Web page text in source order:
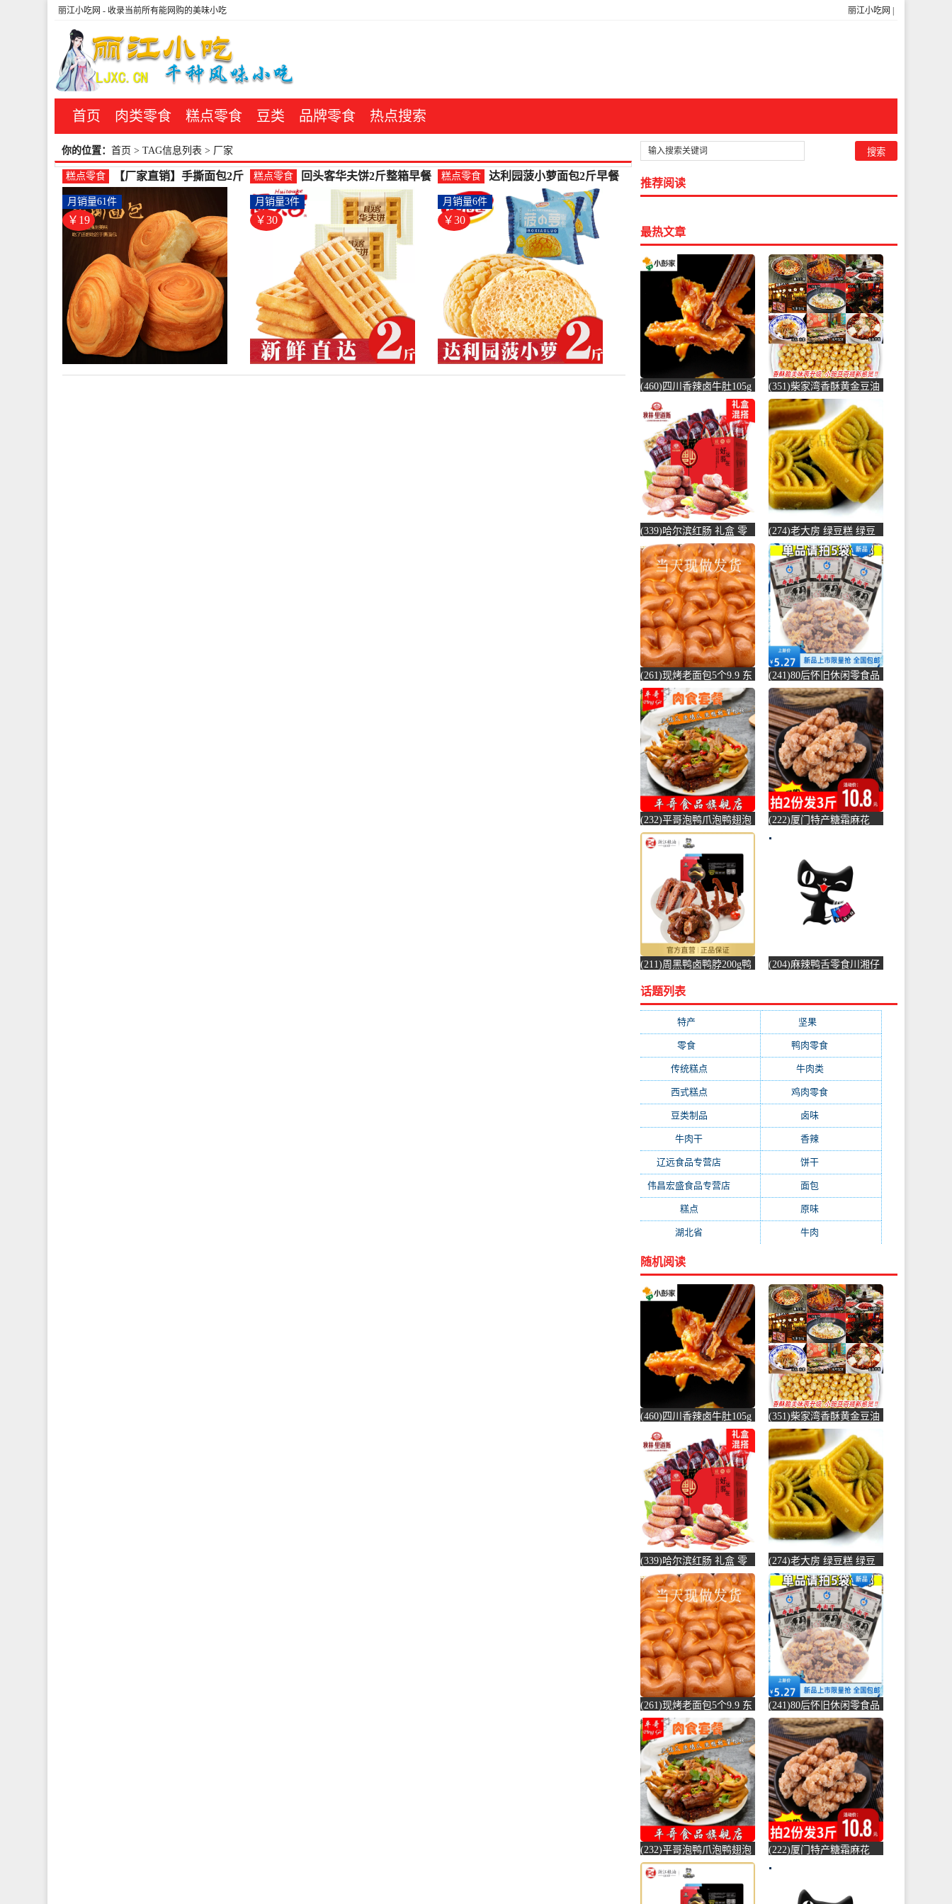
丽江小吃网
丽江小吃网 - 收录当前所有能网购的美味小吃
首页 肉类零食 糕点零食 豆类 品牌零食 热点搜索
你的位置： 首页 > TAG信息列表 > 厂家
糕点零食
【厂家直销】手撕面包2斤
整箱批发 上班族早餐好吃
的-手撕面包(傻子瘦子零食
屋特价区仅售18.9元)
￥19
月销量61件
糕点零食
回头客华夫饼2斤整箱早餐
食品西式糕点心休闲办公
充饥-西式糕点(高鼎食品专
营店仅售29.9元)
￥30
月销量3件
糕点零食
达利园菠小萝面包2斤早餐
食品点心西式糕点水果鸡
蛋蜂-西式糕点(高鼎食品专
营店仅售29.9元)
￥30
月销量6件
推荐阅读
最热文章
(460)四川香辣卤牛肚105g
蜀香休闲宅家零食小吃黄
牛牛肚-牛肚(小彭家食品
专营店仅售13.49元)
(351)柴家湾香酥黄金豆油
炸豌豆30斤5斤x6包烤牛肉
味香-豌豆(伟昌宏盛食品
专营店仅售145.5元)
(339)哈尔滨红肠 礼盒 零
食大礼包 送礼优品特产小
吃-哈尔滨红肠(土乡土色
旗舰店仅售747元)
(274)老大房 绿豆糕 绿豆
饼糯米糕点黄金糕上海特
产小吃零-绿豆糕(老大房
旗舰店仅售13.88元)
(261)现烤老面包5个9.9 东
北特产老口味铁路面包香
软老-软面包(伟昌宏盛食
品专营店仅售14.85元)
(241)80后怀旧休闲零食品
老天津十佳牛肉干23g牛肉
块小-牛肉粒(品上乐源旗
舰店仅售4.09元)
(232)平哥泡鸭爪泡鸭翅泡
鸡爪卤味酱鸭脖套餐组合
福建龙岩特-凤爪(平哥食
品旗舰店仅售29.8元)
(222)厦门特产糖霜麻花
零食屋特价区仅售10.8元)
(211)周黑鸭卤鸭脖200g鸭
黑鸭(浙江粮油食品旗舰店
仅售68.16元)
(204)麻辣鸭舌零食川湘仔
品专营店仅售57.2元)
话题列表
特产 坚果(4309)
零食 鸭肉零食
传统糕点 牛肉类(555)
西式糕点 鸡肉零食
豆类制品 卤味
牛肉干 香辣
辽远食品专营店 饼干
伟昌宏盛食品专营店 面包
糕点 原味
湖北省 牛肉
随机阅读
(460)四川香辣卤牛肚105g
蜀香休闲宅家零食小吃黄
牛牛肚-牛肚(小彭家食品
专营店仅售13.49元)
(351)柴家湾香酥黄金豆油
炸豌豆30斤5斤x6包烤牛肉
味香-豌豆(伟昌宏盛食品
专营店仅售145.5元)
(339)哈尔滨红肠 礼盒 零
食大礼包 送礼优品特产小
吃-哈尔滨红肠(土乡土色
旗舰店仅售747元)
(274)老大房 绿豆糕 绿豆
饼糯米糕点黄金糕上海特
产小吃零-绿豆糕(老大房
旗舰店仅售13.88元)
(261)现烤老面包5个9.9 东
北特产老口味铁路面包香
软老-软面包(伟昌宏盛食
品专营店仅售14.85元)
(241)80后怀旧休闲零食品
老天津十佳牛肉干23g牛肉
块小-牛肉粒(品上乐源旗
舰店仅售4.09元)
(232)平哥泡鸭爪泡鸭翅泡
鸡爪卤味酱鸭脖套餐组合
福建龙岩特-凤爪(平哥食
品旗舰店仅售29.8元)
(222)厦门特产糖霜麻花
零食屋特价区仅售10.8元)